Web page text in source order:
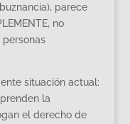
parece
no
situación actual:
la
el derecho de